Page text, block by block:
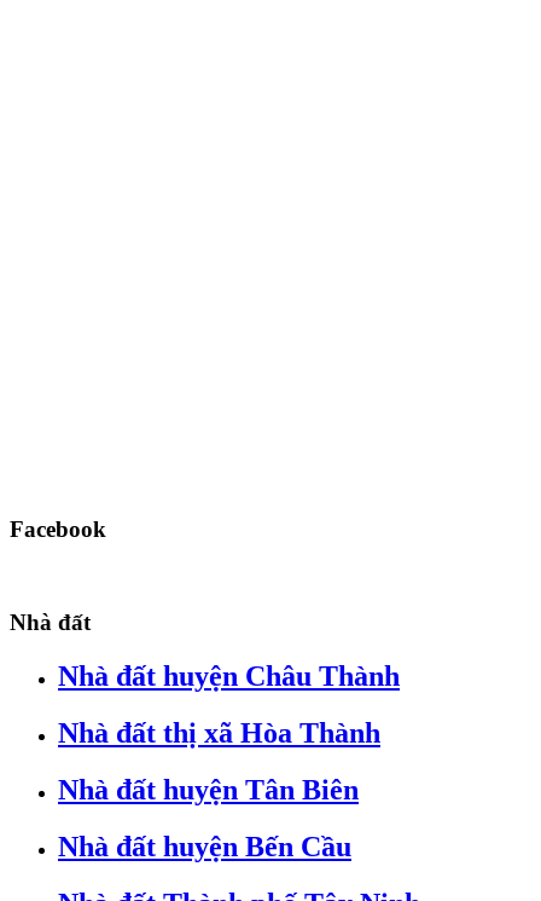
Facebook
Nhà đất
Nhà đất huyện Châu Thành
Nhà đất thị xã Hòa Thành
Nhà đất huyện Tân Biên
Nhà đất huyện Bến Cầu